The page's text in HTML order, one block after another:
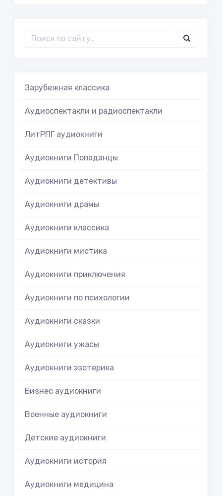
Зарубежная классика
Аудиоспектакли и радиоспектакли
ЛитРПГ аудиокниги
Аудиокниги Попаданцы
Аудиокниги детективы
Аудиокниги драмы
Аудиокниги классика
Аудиокниги мистика
Аудиокниги приключения
Аудиокниги по психологии
Аудиокниги сказки
Аудиокниги ужасы
Аудиокниги эзотерика
Бизнес аудиокниги
Военные аудиокниги
Детские аудиокниги
Аудиокниги история
Аудиокниги медицина